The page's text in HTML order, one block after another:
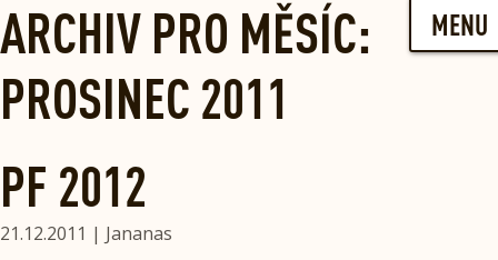
Skip
to
content
MENU
ARCHIV PRO MĚSÍC:
PROSINEC 2011
PF 2012
21.12.2011 | Jananas